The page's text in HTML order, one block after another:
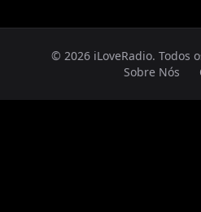
© 2026 iLoveRadio. Todos
Sobre Nós